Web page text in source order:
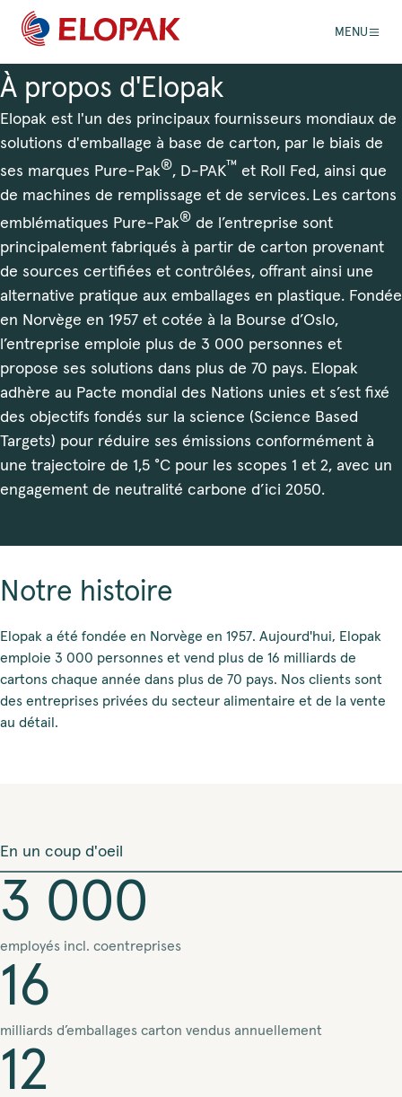
MENU
À propos d'Elopak
Elopak est l'un des principaux fournisseurs mondiaux de
solutions d'emballage à base de carton, par le biais de
ses marques Pure-Pak®, D-PAK™ et Roll Fed, ainsi que
de machines de remplissage et de services. Les cartons
emblématiques Pure-Pak® de l’entreprise sont
principalement fabriqués à partir de carton provenant
de sources certifiées et contrôlées, offrant ainsi une
alternative pratique aux emballages en plastique. Fondée
en Norvège en 1957 et cotée à la Bourse d’Oslo,
l’entreprise emploie plus de 3 000 personnes et
propose ses solutions dans plus de 70 pays. Elopak
adhère au Pacte mondial des Nations unies et s’est fixé
des objectifs fondés sur la science (Science Based
Targets) pour réduire ses émissions conformément à
une trajectoire de 1,5 °C pour les scopes 1 et 2, avec un
engagement de neutralité carbone d’ici 2050.
Notre histoire
Elopak a été fondée en Norvège en 1957. Aujourd'hui, Elopak
emploie 3 000 personnes et vend plus de 16 milliards de
cartons chaque année dans plus de 70 pays. Nos clients sont
des entreprises privées du secteur alimentaire et de la vente
au détail.
En un coup d'oeil
3 000
employés incl. coentreprises
16
milliards d’emballages carton vendus annuellement
12